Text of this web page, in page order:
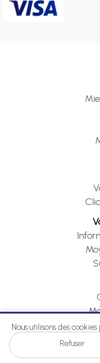
Nous utilisons des
Refuser